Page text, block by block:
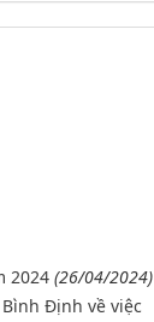
2024 (26/04/2024)
Định về việc